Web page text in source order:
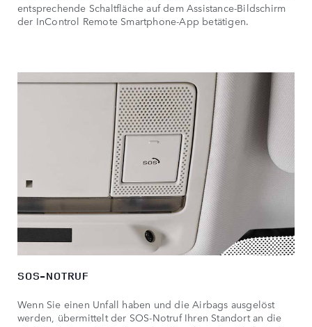
entsprechende Schaltfläche auf dem Assistance-Bildschirm
der InControl Remote Smartphone-App betätigen.
SOS-NOTRUF
Wenn Sie einen Unfall haben und die Airbags ausgelöst
werden, übermittelt der SOS-Notruf Ihren Standort an die